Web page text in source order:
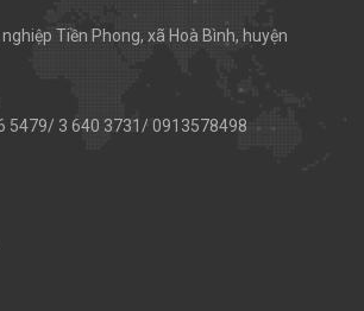
Tiền Phong, xã Hoà Bình, huyện
5479/ 3 640 3731/ 0913578498